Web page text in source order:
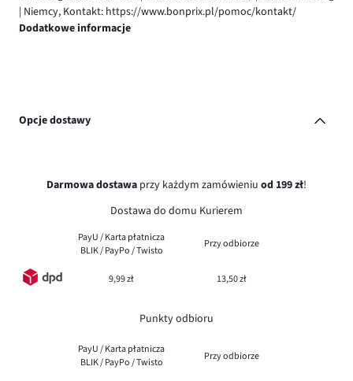
| Niemcy, Kontakt: https://www.bonprix.pl/pomoc/kontakt/
Dodatkowe informacje
Opcje dostawy
Darmowa dostawa przy każdym zamówieniu od 199 zł!
Dostawa do domu Kurierem
PayU / Karta płatnicza
BLIK / PayPo / Twisto
Przy odbiorze
9,99 zł 13,50 zł
Punkty odbioru
PayU / Karta płatnicza
BLIK / PayPo / Twisto
Przy odbiorze